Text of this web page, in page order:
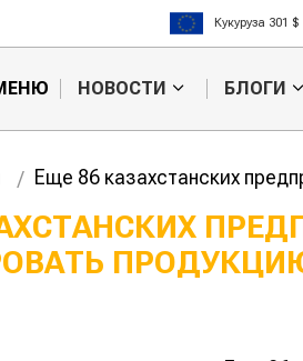
Рис 408 $
Пшеница 423 $
НОВОСТИ БЛОГИ
Еще 86 казахстанских
Китае может